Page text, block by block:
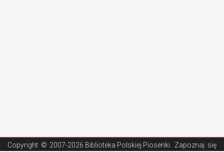
Copyright © 2007-2026 Biblioteka Polskiej Piosenki . Zapoznaj się